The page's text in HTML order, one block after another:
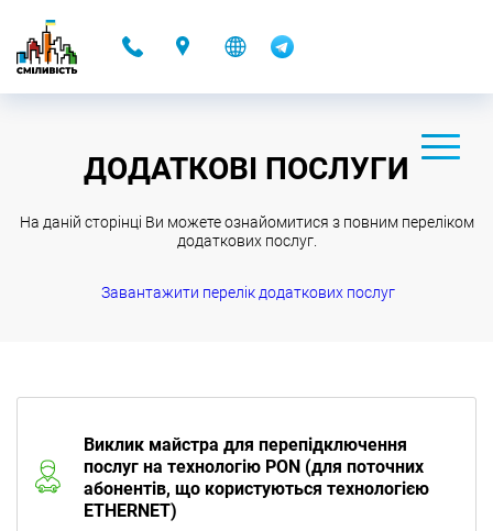
ДОДАТКОВІ ПОСЛУГИ
На даній сторінці Ви можете ознайомитися з повним переліком
додаткових послуг.
Завантажити перелiк додаткових послуг
Виклик майстра для перепідключення
послуг на технологію PON (для поточних
абонентів, що користуються технологією
ETHERNET)